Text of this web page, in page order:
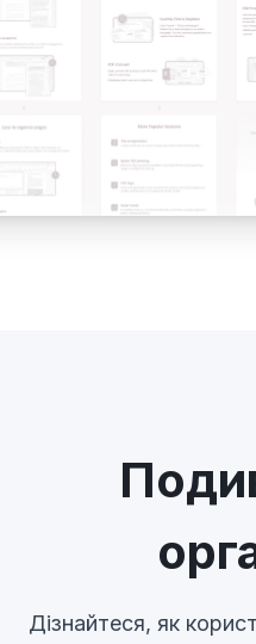
Дізнайтеся, як